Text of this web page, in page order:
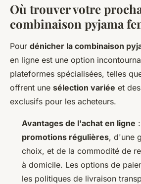
Où trouver votre
combinaison pyjama
Pour dénicher la combinaison
en ligne est une option
plateformes spécialisées, telles
offrent une sélection variée et
exclusifs pour les acheteurs.
Avantages de l'achat en ligne
promotions régulières, d'une
choix, et de la commodité de
à domicile. Les options de
les politiques de livraison